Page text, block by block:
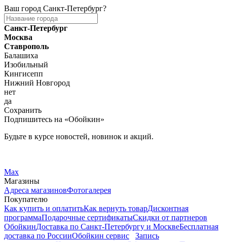
Ваш город Санкт-Петербург?
Санкт-Петербург
Москва
Ставрополь
Балашиха
Изобильный
Кингисепп
Нижний Новгород
нет
да
Сохранить
Подпишитесь на «Обойкин»
Будьте в курсе новостей, новинок и акций.
Max
Магазины
Адреса магазиновФотогалерея
Покупателю
Как купить и оплатитьКак вернуть товарДисконтная
программаПодарочные сертификатыСкидки от партнеров
ОбойкинДоставка по Санкт-Петербургу и МосквеБесплатная
доставка по РоссииОбойкин сервис
Запись